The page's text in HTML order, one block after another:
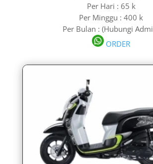
Per Hari : 65 k
Per Minggu : 400 k
Per Bulan : (Hubungi
ORDER